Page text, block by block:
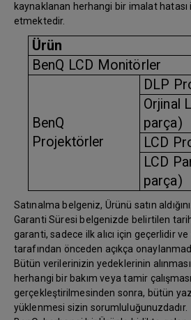
kaynaklanan herhangi bir imalat
etmektedir.
Ürün
BenQ LCD Monitörler
BenQ
Projektörler
DLP
Orjinal
parça)
LCD
LCD
parça)
Satınalma belgeniz, Ürünü satın
Garanti Süresi belgenizde belirtilen
garanti, sadece ilk alıcı için geçerlidir ve
tarafından önceden açıkça
Bütün verilerinizin yedeklerinin
herhangi bir bakım veya tamir
gerçekleştirilmesinden sonra, bütün
yüklenmesi sizin sorumluluğunuzdadır.